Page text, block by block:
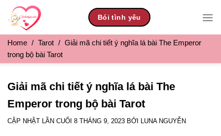
content
Bói tình yêu
Home / Tarot / Giải mã chi tiết ý nghĩa lá bài The Emperor
trong bộ bài Tarot
Giải mã chi tiết ý nghĩa lá bài The
Emperor trong bộ bài Tarot
CẬP NHẬT LẦN CUỐI 8 THÁNG 9, 2023 BỞI LUNA NGUYỄN